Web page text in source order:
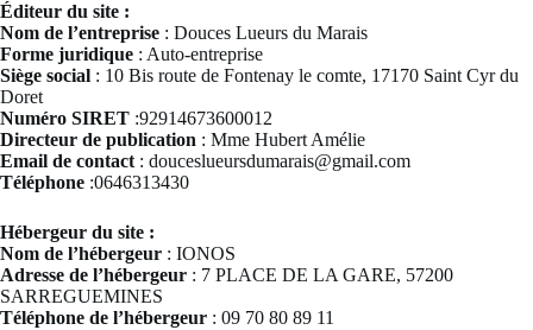
Éditeur du site :
Nom de l’entreprise : Douces Lueurs du Marais
Forme juridique : Auto-entreprise
Siège social : 10 Bis route de Fontenay le comte, 17170 Saint Cyr du
Doret
Numéro SIRET :92914673600012
Directeur de publication : Mme Hubert Amélie
Email de contact : douceslueursdumarais@gmail.com
Téléphone :0646313430
Hébergeur du site :
Nom de l’hébergeur : IONOS
Adresse de l’hébergeur : 7 PLACE DE LA GARE, 57200
SARREGUEMINES
Téléphone de l’hébergeur : 09 70 80 89 11